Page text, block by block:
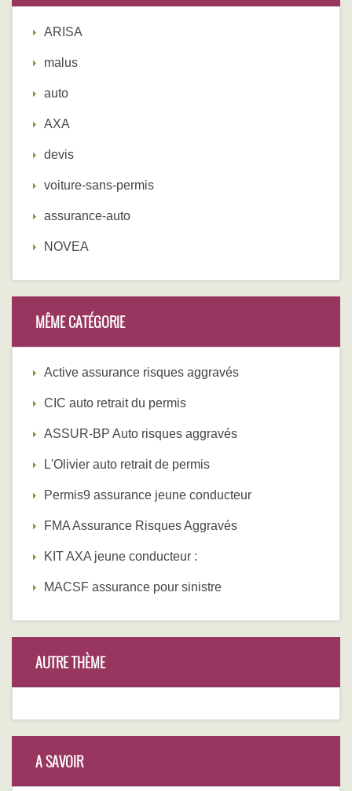
ARISA
malus
auto
AXA
devis
voiture-sans-permis
assurance-auto
NOVEA
MÊME CATÉGORIE
Active assurance risques aggravés
CIC auto retrait du permis
ASSUR-BP Auto risques aggravés
L'Olivier auto retrait de permis
Permis9 assurance jeune conducteur
FMA Assurance Risques Aggravés
KIT AXA jeune conducteur :
MACSF assurance pour sinistre
AUTRE THÈME
A SAVOIR